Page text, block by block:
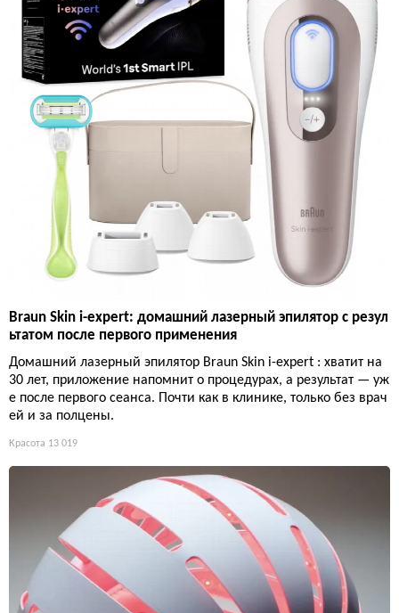
Braun Skin i-expert: домашний лазерный эпилятор с резул
ьтатом после первого применения
Домашний лазерный эпилятор Braun Skin i-expert : хватит на
30 лет, приложение напомнит о процедурах, а результат — уж
е после первого сеанса. Почти как в клинике, только без врач
ей и за полцены.
Красота 13 019